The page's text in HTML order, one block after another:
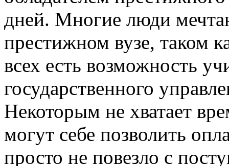
дней. Многие люди
престижном вузе, таком
всех есть возможность
государственного
Некоторым не хватает
могут себе позволить
просто не повезло с